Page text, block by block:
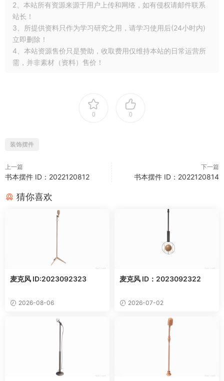
2、本站所有资源来源于用户上传和网络，如有侵权请邮件联系
站长！
3、所提供资料只作为学习研究之用，请学习使用后(24小时内)
立即删除！
4、本站资源售价只是赞助，收取费用仅维持本站的日常运营所
需，并非素材（资料）售价！
0 0
装饰摆件
上一篇
书本摆件 ID：2022120812
下一篇
书本摆件 ID：2022120814
猜你喜欢
麦克风 ID:2023092323
2026-08-06
麦克风 ID：2023092322
2026-07-02